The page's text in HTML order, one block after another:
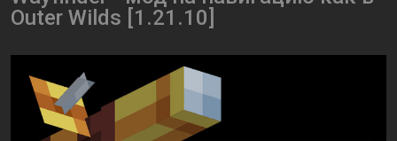
Outer Wilds [1.21.10]